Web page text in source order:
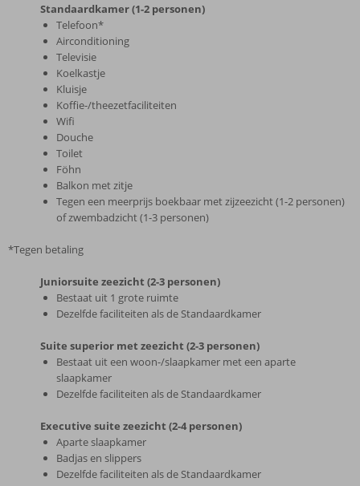
Standaardkamer (1-2 personen)
Telefoon*
Airconditioning
Televisie
Koelkastje
Kluisje
Koffie-/theezetfaciliteiten
Wifi
Douche
Toilet
Föhn
Balkon met zitje
Tegen een meerprijs boekbaar met zijzeezicht (1-2 personen)
of zwembadzicht (1-3 personen)
*Tegen betaling
Juniorsuite zeezicht (2-3 personen)
Bestaat uit 1 grote ruimte
Dezelfde faciliteiten als de Standaardkamer
Suite superior met zeezicht (2-3 personen)
Bestaat uit een woon-/slaapkamer met een aparte
slaapkamer
Dezelfde faciliteiten als de Standaardkamer
Executive suite zeezicht (2-4 personen)
Aparte slaapkamer
Badjas en slippers
Dezelfde faciliteiten als de Standaardkamer